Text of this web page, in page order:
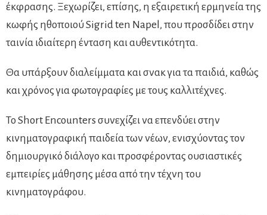
έκφρασης. Ξεχωρίζει, επίσης, η εξαιρετική ερμηνεία της
κωφής ηθοποιού Sigrid ten Napel, που προσδίδει στην
ταινία ιδιαίτερη ένταση και αυθεντικότητα.
Θα υπάρξουν διαλείμματα και σνακ για τα παιδιά, καθώς
και χρόνος για φωτογραφίες με τους καλλιτέχνες.
Το Short Encounters συνεχίζει να επενδύει στην
κινηματογραφική παιδεία των νέων, ενισχύοντας τον
δημιουργικό διάλογο και προσφέροντας ουσιαστικές
εμπειρίες μάθησης μέσα από την τέχνη του
κινηματογράφου.